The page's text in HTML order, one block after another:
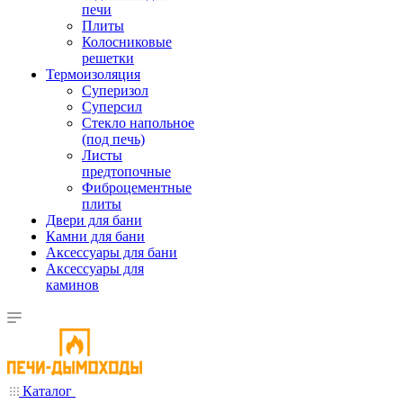
печи
Плиты
Колосниковые
решетки
Термоизоляция
Суперизол
Суперсил
Стекло напольное
(под печь)
Листы
предтопочные
Фиброцементные
плиты
Двери для бани
Камни для бани
Аксессуары для бани
Аксессуары для
каминов
Каталог